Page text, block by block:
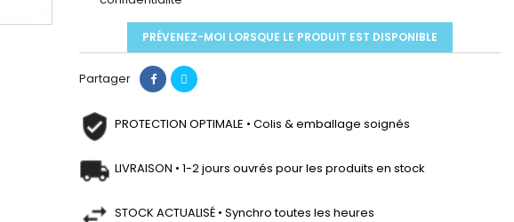
PRÉVENEZ-MOI LORSQUE LE PRODUIT EST DISPONIBLE
Partager
PROTECTION OPTIMALE • Colis & emballage soignés
LIVRAISON • 1-2 jours ouvrés pour les produits en stock
STOCK ACTUALISÉ • Synchro toutes les heures